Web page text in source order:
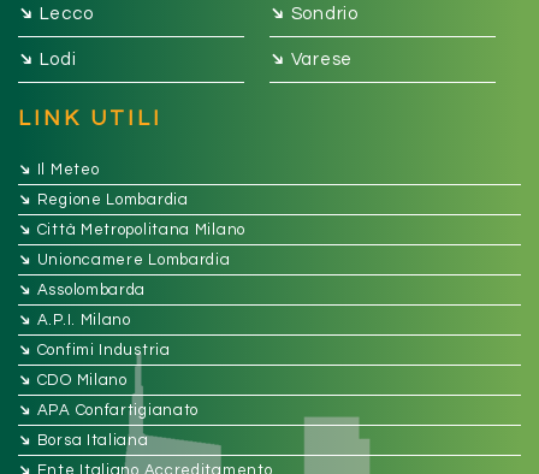
➔ Lecco ➔ Sondrio
➔ Lodi ➔ Varese
LINK UTILI
➔ Il Meteo
➔ Regione Lombardia
➔ Città Metropolitana Milano
➔ Unioncamere Lombardia
➔ Assolombarda
➔ A.P.I. Milano
➔ Confimi Industria
➔ CDO Milano
➔ APA Confartigianato
➔ Borsa Italiana
Ente Italiano Accreditamento